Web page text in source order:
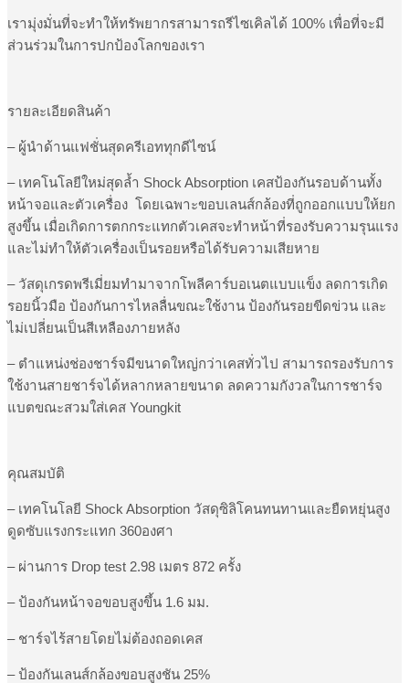
เรามุ่งมั่นที่จะทำให้ทรัพยากรสามารถรีไซเคิลได้ 100% เพื่อที่จะมี
ส่วนร่วมในการปกป้องโลกของเรา
รายละเอียดสินค้า
– ผู้นำด้านแฟชั่นสุดครีเอททุกดีไซน์
– เทคโนโลยีใหม่สุดล้ำ Shock Absorption เคสป้องกันรอบด้านทั้ง
หน้าจอและตัวเครื่อง โดยเฉพาะขอบเลนส์กล้องที่ถูกออกแบบให้ยก
สูงขึ้น เมื่อเกิดการตกกระแทกตัวเคสจะทำหน้าที่รองรับความรุนแรง
และไม่ทำให้ตัวเครื่องเป็นรอยหรือได้รับความเสียหาย
– วัสดุเกรดพรีเมี่ยมทำมาจากโพลีคาร์บอเนตแบบแข็ง ลดการเกิด
รอยนิ้วมือ ป้องกันการไหลลื่นขณะใช้งาน ป้องกันรอยขีดข่วน และ
ไม่เปลี่ยนเป็นสีเหลืองภายหลัง
– ตำแหน่งช่องชาร์จมีขนาดใหญ่กว่าเคสทั่วไป สามารถรองรับการ
ใช้งานสายชาร์จได้หลากหลายขนาด ลดความกังวลในการชาร์จ
แบตขณะสวมใส่เคส Youngkit
คุณสมบัติ
– เทคโนโลยี Shock Absorption วัสดุซิลิโคนทนทานและยืดหยุ่นสูง
ดูดซับแรงกระแทก 360องศา
– ผ่านการ Drop test 2.98 เมตร 872 ครั้ง
– ป้องกันหน้าจอขอบสูงขึ้น 1.6 มม.
– ชาร์จไร้สายโดยไม่ต้องถอดเคส
– ป้องกันเลนส์กล้องขอบสูงชัน 25%